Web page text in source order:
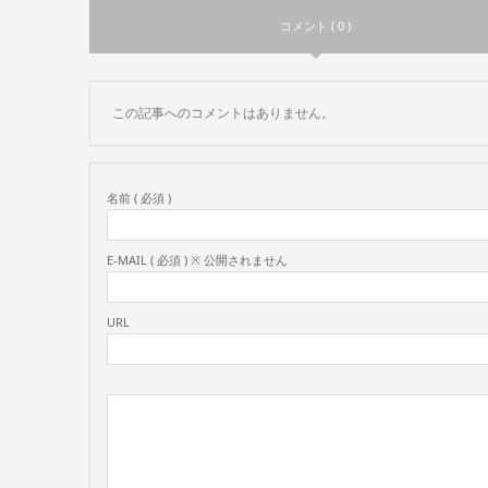
コメント ( 0 )
この記事へのコメントはありません。
名前 ( 必須 )
E-MAIL ( 必須 ) ※ 公開されません
URL